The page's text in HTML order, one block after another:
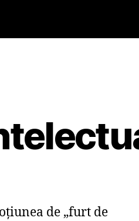
de „furt de